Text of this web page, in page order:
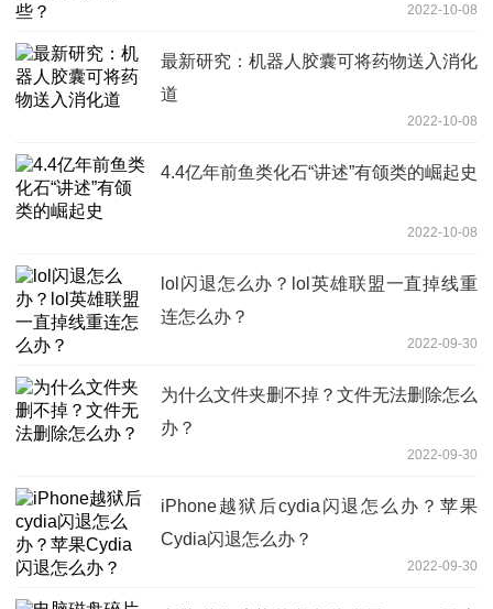
2022-10-08
最新研究：机器人胶囊可将药物送入消化
道
2022-10-08
4.4亿年前鱼类化石“讲述”有颌类的崛起史
2022-10-08
lol闪退怎么办？lol英雄联盟一直掉线重
连怎么办？
2022-09-30
为什么文件夹删不掉？文件无法删除怎么
办？
2022-09-30
iPhone越狱后cydia闪退怎么办？苹果
Cydia闪退怎么办？
2022-09-30